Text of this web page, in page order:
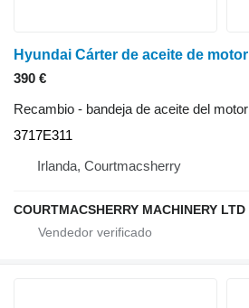
390 €
Recambio - bandeja de aceite del motor
3717E311
Irlanda, Courtmacsherry
COURTMACSHERRY MACHINERY LTD